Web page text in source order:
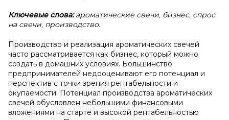
Ключевые слова:ароматические свечи, бизнес, спрос
на свечи, производство.
Производство и реализация ароматических свечей
часто рассматривается как бизнес, который можно
создать в домашних условиях. Большинство
предпринимателей недооценивают его потенциал и
перспектив с точки зрения рентабельности и
окупаемости. Потенциал производства ароматических
свечей обусловлен небольшими финансовыми
вложениями на старте и высокой рентабельностью